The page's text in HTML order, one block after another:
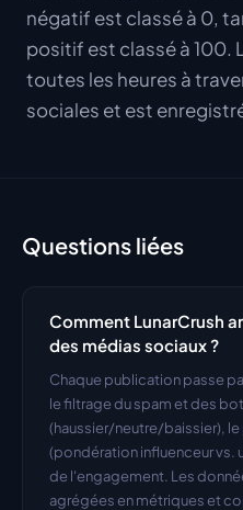
négatif est classé à 0,
positif est classé à 100.
toutes les heures à
sociales et est
Questions liées
Comment LunarCrush
des médias sociaux ?
Chaque publication passe
le filtrage du spam et des
(haussier/neutre/baissier),
(pondération influenceur vs.
de l'engagement. Les
agrégées en métriques et